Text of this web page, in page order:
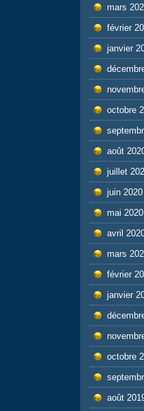
mars
février
janvier
octobre
août
juillet
juin 2020
mai 2020
avril
mars
février
janvier
octobre
août